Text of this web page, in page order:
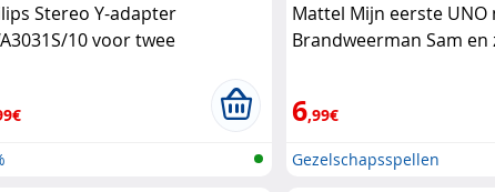
Stereo Y-adapter
10 voor twee
Mattel Mijn eerste UNO
Brandweerman Sam en
6,99€
Gezelschapsspellen